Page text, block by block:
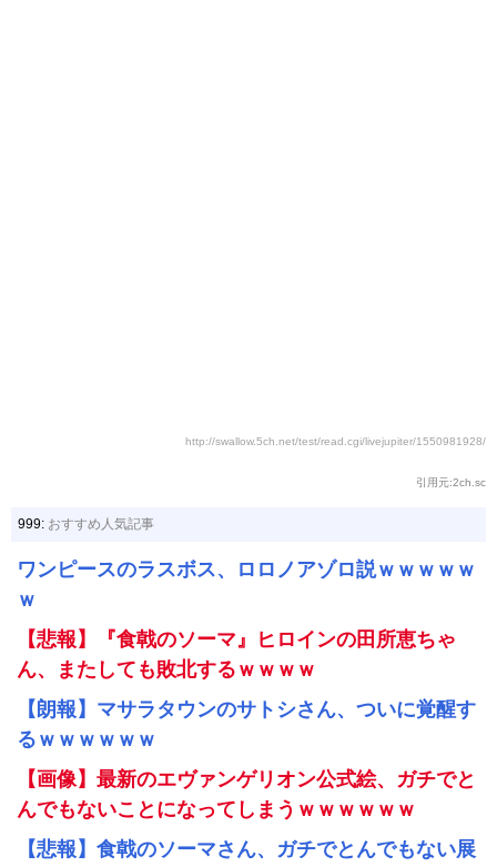
http://swallow.5ch.net/test/read.cgi/livejupiter/1550981928/
引用元:2ch.sc
999: おすすめ人気記事
ワンピースのラスボス、ロロノアゾロ説ｗｗｗｗｗ
ｗ
【悲報】『食戟のソーマ』ヒロインの田所恵ちゃ
ん、またしても敗北するｗｗｗｗ
【朗報】マサラタウンのサトシさん、ついに覚醒す
るｗｗｗｗｗｗ
【画像】最新のエヴァンゲリオン公式絵、ガチでと
んでもないことになってしまうｗｗｗｗｗｗ
【悲報】食戟のソーマさん、ガチでとんでもない展